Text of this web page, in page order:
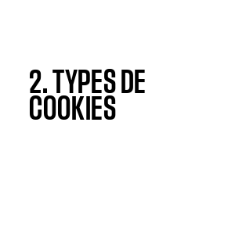
2. TYPES DE
COOKIES